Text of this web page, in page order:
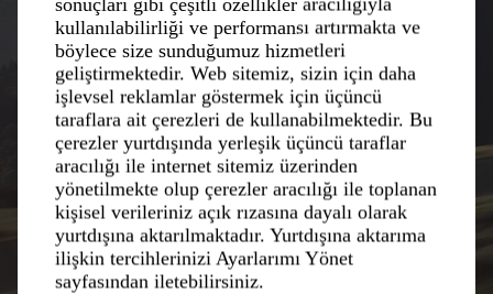
kullanılabilirliği ve performansı artırmakta ve
böylece size sunduğumuz hizmetleri
geliştirmektedir. Web sitemiz, sizin için daha
işlevsel reklamlar göstermek için üçüncü
taraflara ait çerezleri de kullanabilmektedir. Bu
çerezler yurtdışında yerleşik üçüncü taraflar
aracılığı ile internet sitemiz üzerinden
yönetilmekte olup çerezler aracılığı ile toplanan
kişisel verileriniz açık rızasına dayalı olarak
yurtdışına aktarılmaktadır. Yurtdışına aktarıma
ilişkin tercihlerinizi Ayarlarımı Yönet
sayfasından iletebilirsiniz.